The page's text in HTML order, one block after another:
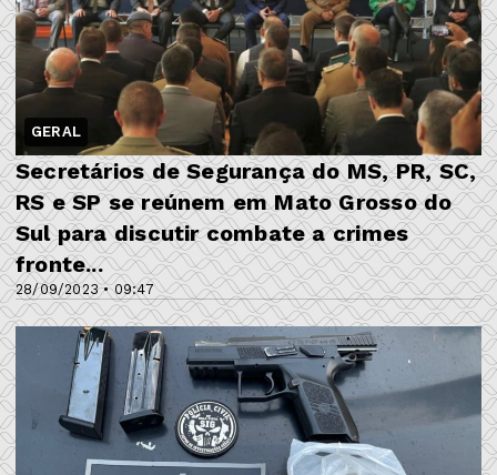
GERAL
28/09/2023 • 09:47
Secretários de Segurança do MS, PR, SC,
RS e SP se reúnem em Mato Grosso do
Sul para discutir combate a crimes
fronte...